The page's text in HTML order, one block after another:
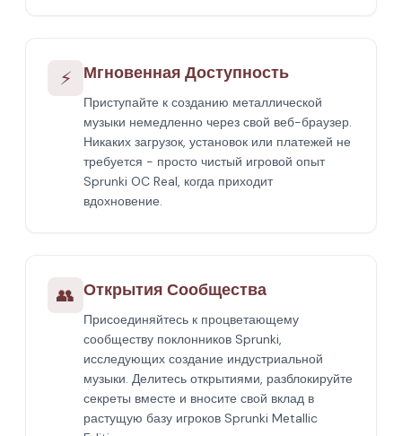
⚡ Мгновенная Доступность
Приступайте к созданию металлической
музыки немедленно через свой веб-браузер.
Никаких загрузок, установок или платежей не
требуется - просто чистый игровой опыт
Sprunki OC Real, когда приходит
вдохновение.
👥 Открытия Сообщества
Присоединяйтесь к процветающему
сообществу поклонников Sprunki,
исследующих создание индустриальной
музыки. Делитесь открытиями, разблокируйте
секреты вместе и вносите свой вклад в
растущую базу игроков Sprunki Metallic